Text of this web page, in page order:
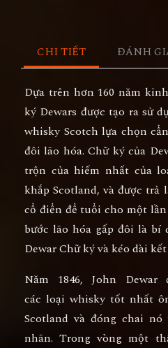
CHI TIẾT ĐÁNH
Dựa trên hơn 160 năm
ký Dewars được tạo ra sử
whisky Scotch lựa chọn
đôi lão hóa. Chữ ký của
trộn của hiếm nhất của
khắp Scotland, và được
cổ điển để tuổi cho một
bước lão hóa gấp đôi là bí
Dewar Chữ ký và kéo dài
Năm 1846, John
các loại whisky tốt nhất
Scotland và đóng chai
nhãn. Trong vòng một